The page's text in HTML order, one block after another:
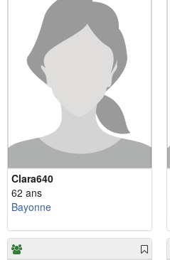
Clara640
62 ans
Bayonne